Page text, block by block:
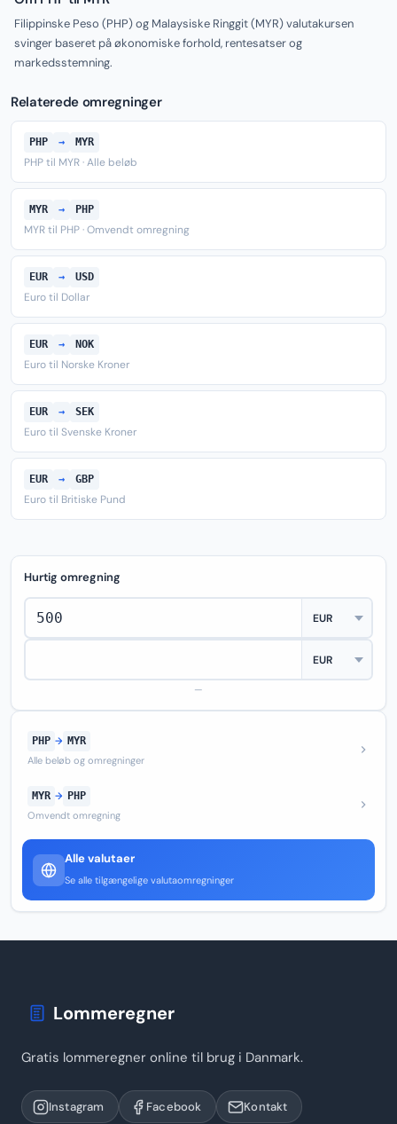
Filippinske Peso (PHP) og Malaysiske Ringgit (MYR) valutakursen
svinger baseret på økonomiske forhold, rentesatser og
markedsstemning.
Relaterede omregninger
PHP → MYR
PHP til MYR · Alle beløb
MYR → PHP
MYR til PHP · Omvendt omregning
EUR → USD
Euro til Dollar
EUR → NOK
Euro til Norske Kroner
EUR → SEK
Euro til Svenske Kroner
EUR → GBP
Euro til Britiske Pund
Hurtig omregning
—
PHP → MYR
Alle beløb og omregninger
MYR → PHP
Omvendt omregning
Alle valutaer
Se alle tilgængelige valutaomregninger
Lommeregner
Gratis lommeregner online til brug i Danmark.
Instagram Facebook Kontakt